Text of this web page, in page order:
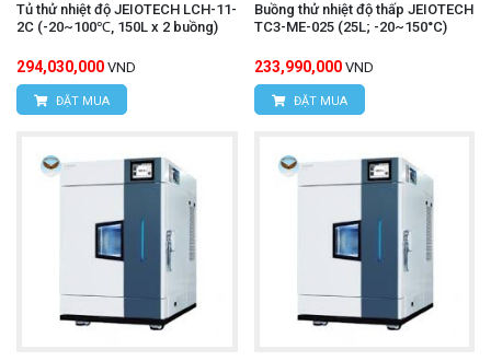
Tủ thử nhiệt độ JEIOTECH LCH-11-
2C (-20~100℃, 150L x 2 buồng)
294,030,000 VND
ĐẶT MUA
Buồng thử nhiệt độ thấp JEIOTECH
TC3-ME-025 (25L; -20~150°C)
233,990,000 VND
ĐẶT MUA